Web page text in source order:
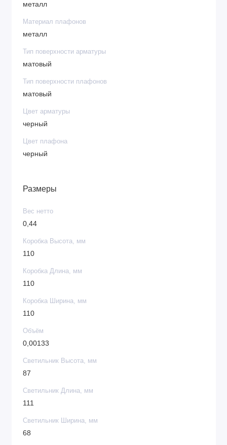
металл
Материал плафонов
металл
Тип поверхности арматуры
матовый
Тип поверхности плафонов
матовый
Цвет арматуры
черный
Цвет плафона
черный
Размеры
Вес нетто
0,44
Коробка Высота, мм
110
Коробка Длина, мм
110
Коробка Ширина, мм
110
Объём
0,00133
Светильник Высота, мм
87
Светильник Длина, мм
111
Светильник Ширина, мм
68